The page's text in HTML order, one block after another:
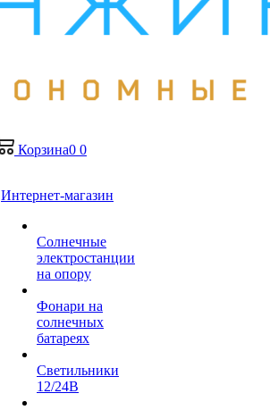
Корзина0 0
Интернет-магазин
Солнечные
электростанции
на опору
Фонари на
солнечных
батареях
Светильники
12/24В